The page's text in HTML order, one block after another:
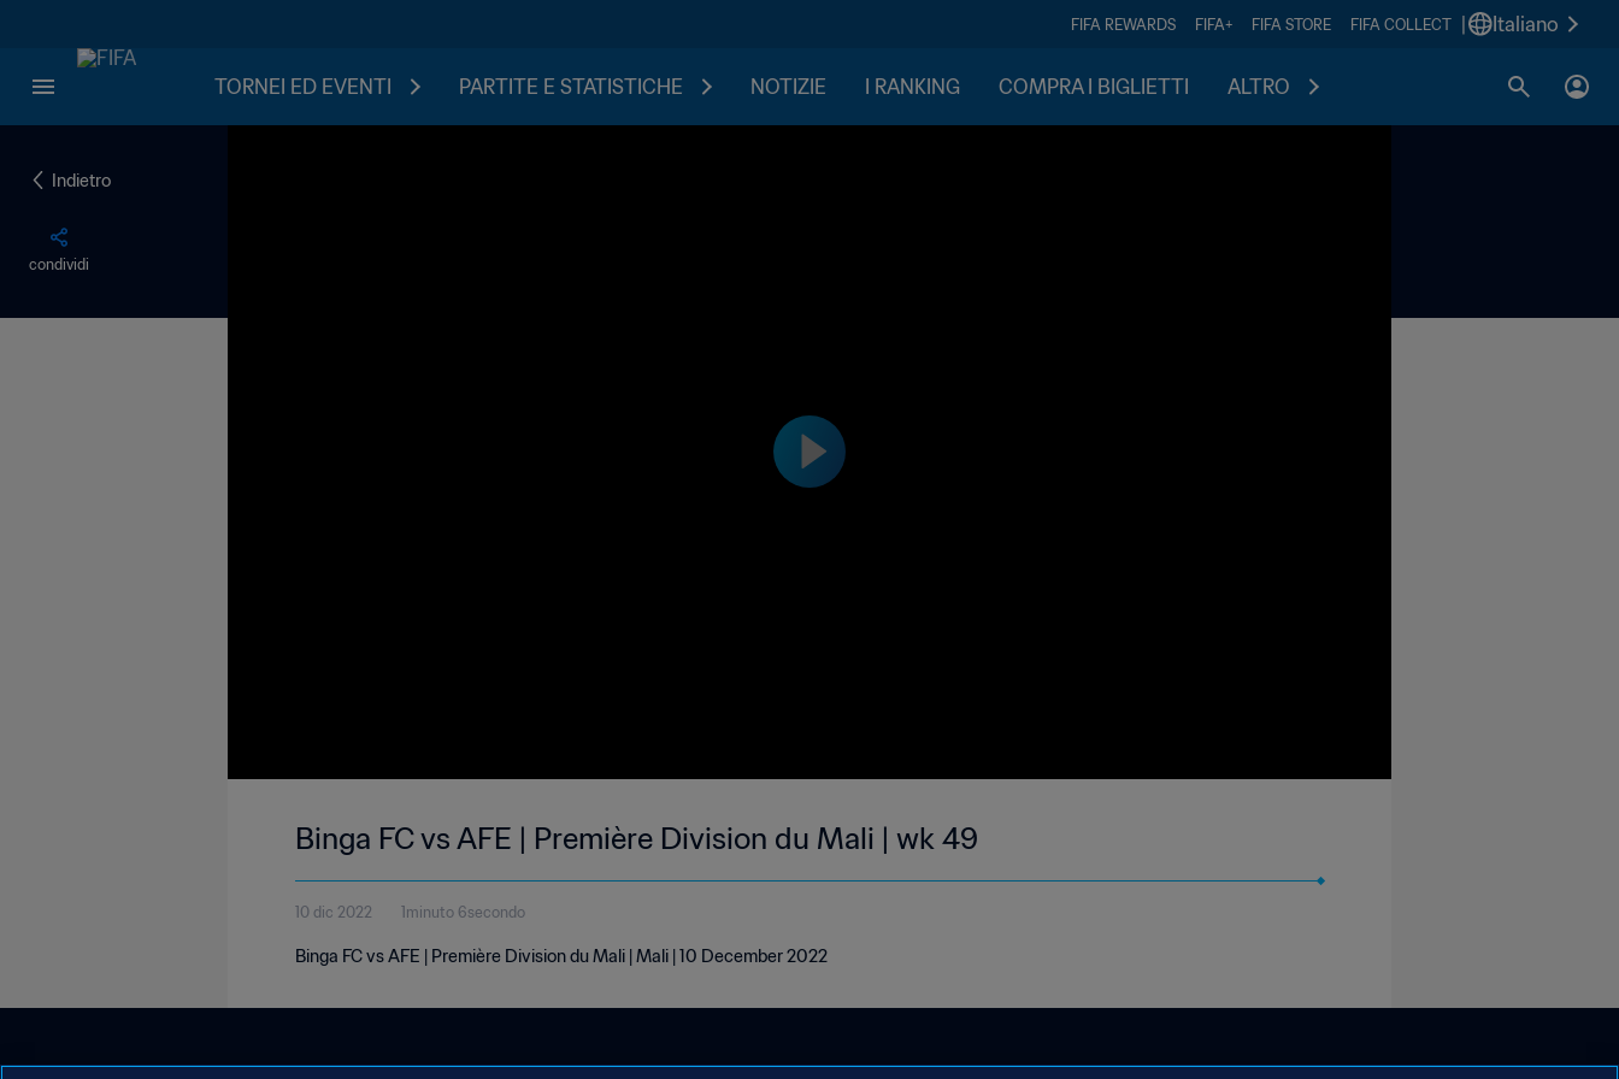
FIFA REWARDS FIFA+ FIFA STORE FIFA COLLECT Italiano
TORNEI ED EVENTI PARTITE E STATISTICHE NOTIZIE I RANKING COMPRA I BIGLIETTI ALTRO
Indietro
condividi
Binga FC vs AFE | Première Division du Mali | wk 49
10 dic 2022 1minuto 6secondo
Binga FC vs AFE | Première Division du Mali | Mali | 10 December 2022